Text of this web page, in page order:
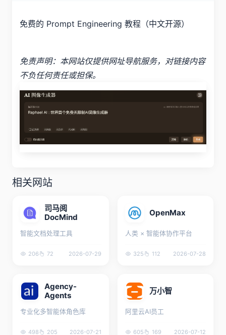
免费的 Prompt Engineering 教程（中文开源）
免责声明：本网站仅提供网址导航服务，对链接内容
不负任何责任或担保。
相关网站
司马阅
DocMind
智能文档处理工具
206 72 2026-07-29
OpenMax
人类 × 智能体协作平台
325 112 2026-07-28
Agency-
Agents
专业化多智能体角色库
498 205 2026-07-21
万小智
阿里云AI员工
605 169 2026-07-12